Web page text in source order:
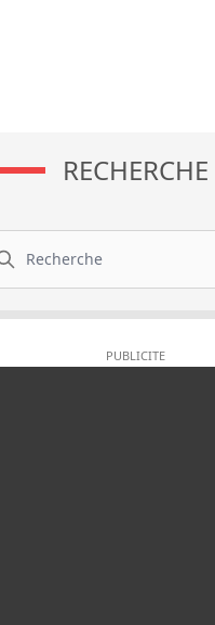
RECHERCHE